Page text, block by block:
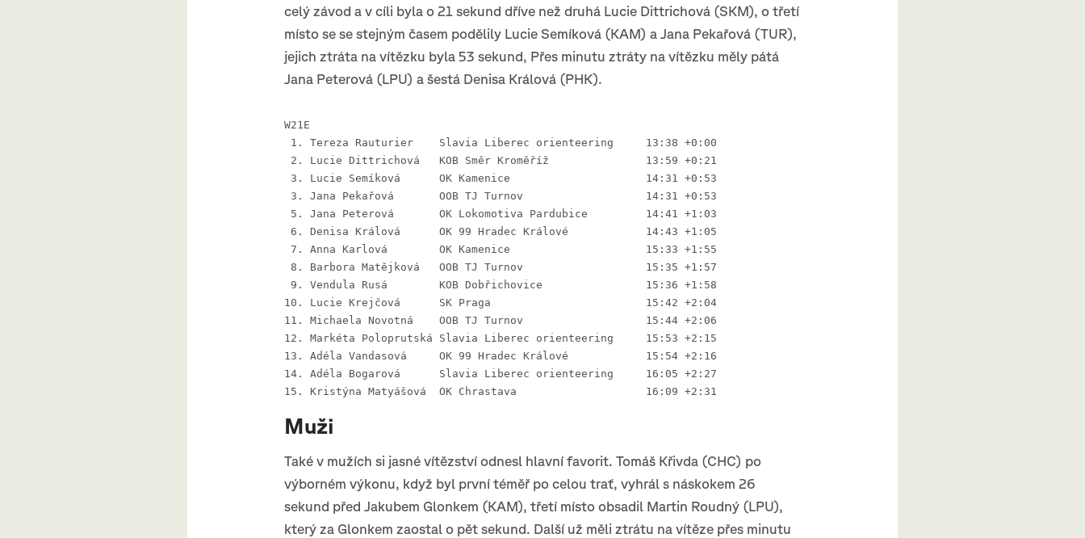
celý závod a v cíli byla o 21 sekund dříve než druhá Lucie Dittrichová (SKM), o třetí
místo se se stejným časem podělily Lucie Semíková (KAM) a Jana Pekařová (TUR),
jejich ztráta na vítězku byla 53 sekund, Přes minutu ztráty na vítězku měly pátá
Jana Peterová (LPU) a šestá Denisa Králová (PHK).
W21E
1. Tereza Rauturier	Slavia Libere‎c orienteering	13:38 +0:00
2. Lucie Dittrichová	KOB Směr Kroměříž		13:59 +0:21
3. Lucie Semíková	OK Ka‎menice			14:31 +0:53
3. Jana Pekařová	OOB TJ‎ Turnov			14:31 +0:53
5. Jana Peterová	OK Lokomoti‎va Pardubice		14:41 +1:03
6. Denisa Králová	OK 99 Hrad‎ec Králové		14:43 +1:05
7. Anna Karlová	OK Ka‎menice			15:33 +1:55
8. Barbora Matějková	OOB TJ‎ Turnov			15:35 +1:57
9. Vendula Rusá	KOB Dobř‎ichovice		15:36 +1:58
10. Lucie Krejčová	SK P‎raga			15:42 +2:04
11. Michaela Novotná	OOB TJ Turnov			15:44 +2:06
12. Markéta Poloprutská	Slavia Libere‎c orienteering	15:53 +2:15
13. Adéla Vandasová	OK 99 Hrad‎ec Králové		15:54 +2:16
14. Adéla Bogarová	Slavia Libere‎c orienteering	16:05 +2:27
15. Kristýna Matyášová	OK Chr‎astava			16:09 +2:31
Muži
Také v mužích si jasné vítězství odnesl hlavní favorit. Tomáš Křivda (CHC) po
výborném výkonu, když byl první téměř po celou trať, vyhrál s náskokem 26
sekund před Jakubem Glonkem (KAM), třetí místo obsadil Martin Roudný (LPU),
který za Glonkem zaostal o pět sekund. Další už měli ztrátu na vítěze přes minutu